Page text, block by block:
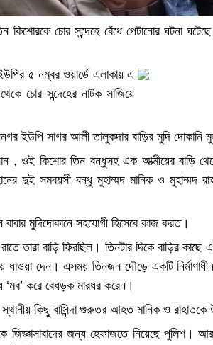
কিশোরকে চোর সন্দেহে বেঁধে পেটানোর ঘটনা
৫ নম্বর ওয়ার্ডে এলাকায় এ
চোর সন্দেহের নাটক সাজিয়ে
ইউপি সাগর আলী তালুকদার বাড়ির মুদি দোকানি
, ওই কিশোর তিন বন্ধুসহ এক আত্মীয়ের বাড়ি
দুই সমবয়সী বন্ধু মুহাম্মদ মানিক ও মুহাম্মদ
মুদিদোকানে সহযোগী হিসেবে কাজ করত।
তারা বাড়ি ফিরছিল। তিনটার দিকে বাড়ির
দেন। এসময় তিনজন দৌড়ে একটি
করে বেধড়ক মারধর করেন।
কিছু বাসিন্দা গুরুতর আহত মানিক ও রাহাতকে
জন্য হেফাজতে নিয়েছে পুলিশ।